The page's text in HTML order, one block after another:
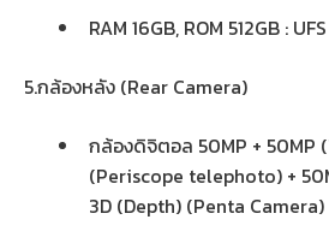
RAM 16GB, ROM 512GB :
5.กล้องหลัง (Rear Camera)
กล้องดิจิตอล 50MP + 50MP
(Periscope telephoto) +
3D (Depth) (Penta Camera)